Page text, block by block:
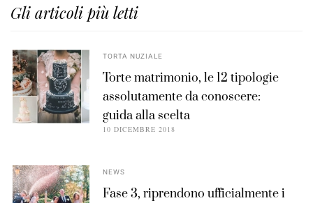
Gli articoli più letti
TORTA NUZIALE
Torte matrimonio, le 12 tipologie
assolutamente da conoscere:
guida alla scelta
10 DICEMBRE 2018
NEWS
Fase 3, riprendono ufficialmente i